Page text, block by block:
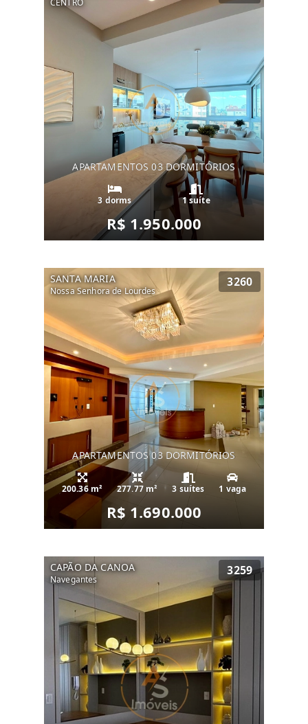
CENTRO
APARTAMENTOS 03 DORMITÓRIOS
3 dorms 1 suíte
R$ 1.950.000
SANTA MARIA
Nossa Senhora de Lourdes
3260
APARTAMENTOS 03 DORMITÓRIOS
200.36 m² 277.77 m² 3 suítes 1 vaga
R$ 1.690.000
CAPÃO DA CANOA
Navegantes
3259